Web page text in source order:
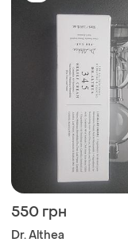
550 грн
Dr. Althea